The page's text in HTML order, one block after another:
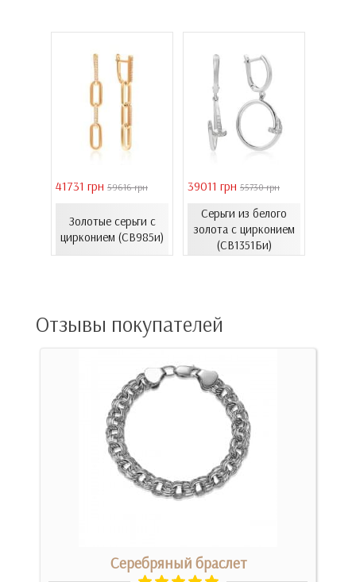
41731 грн 59616 грн
Золотые серьги с
цирконием (СВ985и)
39011 грн 55730 грн
Серьги из белого
золота с цирконием
(СВ1351Би)
Отзывы покупателей
Серебряный браслет